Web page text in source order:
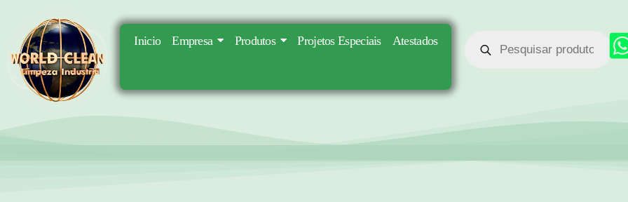
Inicio Empresa Produtos Projetos Especiais Atestados